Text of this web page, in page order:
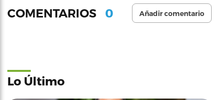
COMENTARIOS 0 Añadir comentario
Lo Último